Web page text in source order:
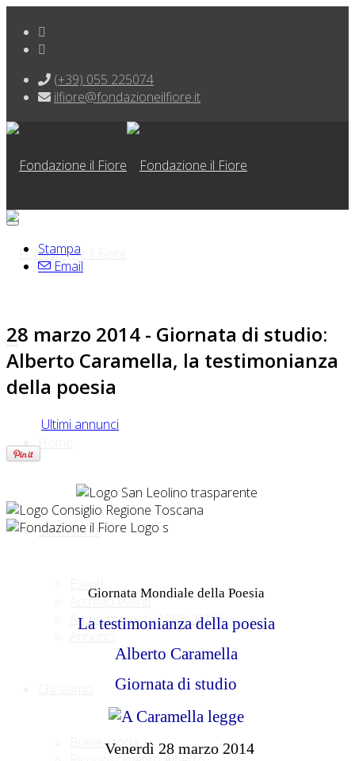
(+39) 055 225074
ilfiore@fondazioneilfiore.it
Home
Calendario
Eventi
Archivio eventi
Archivio eventi (1999-2018)
Breve storia
Stampa
Email
28 marzo 2014 - Giornata di studio:
Alberto Caramella, la testimonianza
della poesia
Ultimi annunci
Giornata Mondiale della Poesia
La testimonianza della poesia
Alberto Caramella
Giornata di studio
Venerdì 28 marzo 2014